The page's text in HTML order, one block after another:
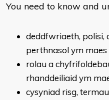
You need to know and
deddfwriaeth, polisi,
perthnasol ym
rolau a
rhanddeiliaid ym
cysyniad risg,